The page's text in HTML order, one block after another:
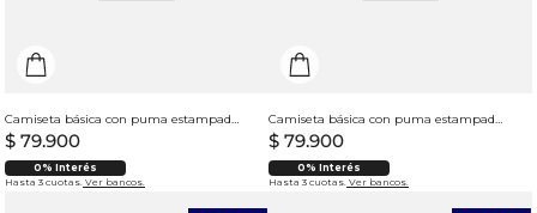
Camiseta básica con puma estampado para mujer
$ 79.900
0% Interés
Hasta 3 cuotas. Ver bancos.
Camiseta básica con puma estampado para mujer
$ 79.900
0% Interés
Hasta 3 cuotas. Ver bancos.